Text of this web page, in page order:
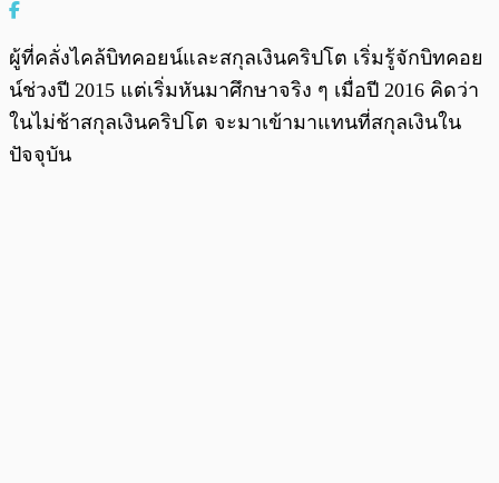
ผู้ที่คลั่งไคล้บิทคอยน์และสกุลเงินคริปโต เริ่มรู้จักบิทคอย
น์ช่วงปี 2015 แต่เริ่มหันมาศึกษาจริง ๆ เมื่อปี 2016 คิดว่า
ในไม่ช้าสกุลเงินคริปโต จะมาเข้ามาแทนที่สกุลเงินใน
ปัจจุบัน